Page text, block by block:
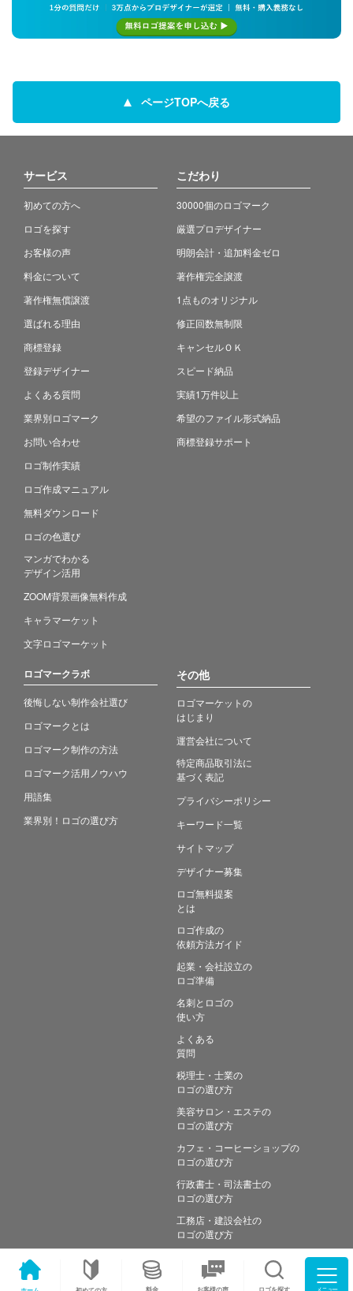
料金 ロゴを探す メニュー
ページTOPへ戻る
サービス
初めての方へ
ロゴを探す
お客様の声
料金について
著作権無償譲渡
選ばれる理由
商標登録
登録デザイナー
よくある質問
業界別ロゴマーク
お問い合わせ
ロゴ制作実績
ロゴ作成マニュアル
無料ダウンロード
ロゴの色選び
マンガでわかる
デザイン活用
ZOOM背景画像無料作成
キャラマーケット
文字ロゴマーケット
こだわり
30000個のロゴマーク
厳選プロデザイナー
明朗会計・追加料金ゼロ
著作権完全譲渡
1点ものオリジナル
修正回数無制限
キャンセルＯＫ
スピード納品
実績1万件以上
希望のファイル形式納品
商標登録サポート
ロゴマークラボ
後悔しない制作会社選び
ロゴマークとは
ロゴマーク制作の方法
ロゴマーク活用ノウハウ
用語集
業界別！ロゴの選び方
その他
ロゴマーケットの
はじまり
運営会社について
特定商品取引法に
基づく表記
プライバシーポリシー
キーワード一覧
サイトマップ
デザイナー募集
ロゴ無料提案
とは
ロゴ作成の
依頼方法ガイド
起業・会社設立の
ロゴ準備
名刺とロゴの
使い方
よくある
質問
税理士・士業の
ロゴの選び方
美容サロン・エステの
ロゴの選び方
カフェ・コーヒーショップの
ロゴの選び方
行政書士・司法書士の
ロゴの選び方
工務店・建設会社の
ロゴの選び方